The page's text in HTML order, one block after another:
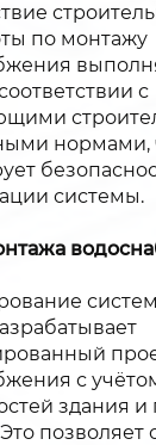
по монтажу
с
нормами,
системы.
с
здания и
позволяет